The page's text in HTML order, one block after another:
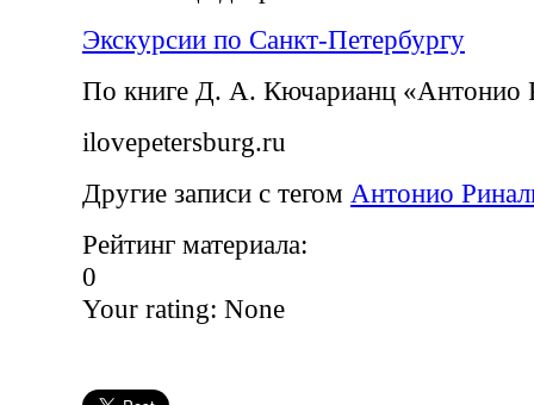
Экскурсии по Санкт-Петербургу
По книге Д. А. Кючарианц «Антонио
ilovepetersburg.ru
Другие записи с тегом Антонио
Рейтинг материала:
0
Your rating: None